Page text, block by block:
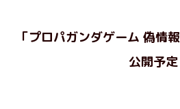
「プロパガンダゲーム 偽情
公開予定